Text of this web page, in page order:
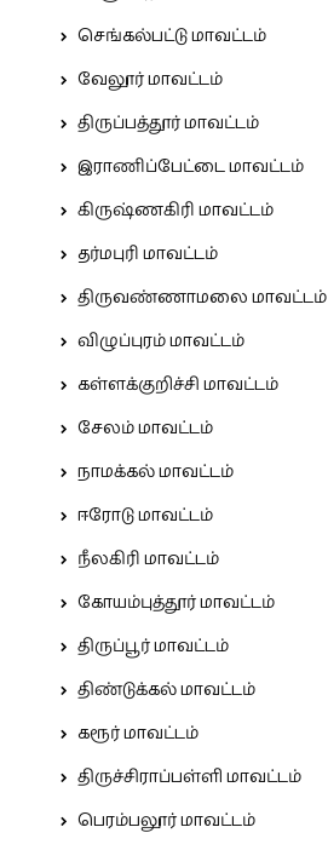
செங்கல்பட்டு மாவட்டம்
வேலூர் மாவட்டம்
திருப்பத்தூர் மாவட்டம்
இராணிப்பேட்டை மாவட்டம்
கிருஷ்ணகிரி மாவட்டம்
தர்மபுரி மாவட்டம்
திருவண்ணாமலை மாவட்டம்
விழுப்புரம் மாவட்டம்
கள்ளக்குறிச்சி மாவட்டம்
சேலம் மாவட்டம்
நாமக்கல் மாவட்டம்
ஈரோடு மாவட்டம்
நீலகிரி மாவட்டம்
கோயம்புத்தூர் மாவட்டம்
திருப்பூர் மாவட்டம்
திண்டுக்கல் மாவட்டம்
கரூர் மாவட்டம்
திருச்சிராப்பள்ளி மாவட்டம்
பெரம்பலூர் மாவட்டம்